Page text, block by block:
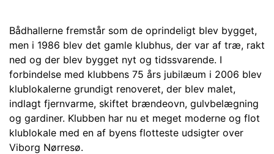
Bådhallerne fremstår som de oprindeligt blev bygget,
men i 1986 blev det gamle klubhus, der var af træ, rakt
ned og der blev bygget nyt og tidssvarende. I
forbindelse med klubbens 75 års jubilæum i 2006 blev
klublokalerne grundigt renoveret, der blev malet,
indlagt fjernvarme, skiftet brændeovn, gulvbelægning
og gardiner. Klubben har nu et meget moderne og flot
klublokale med en af byens flotteste udsigter over
Viborg Nørresø.